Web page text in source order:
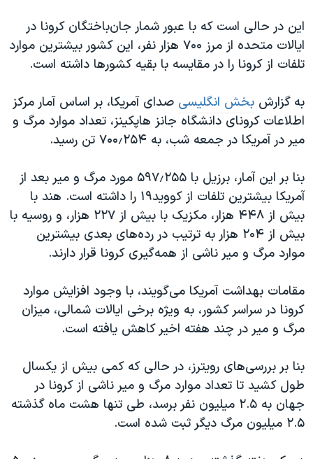
این در حالی است که با عبور شمار جان‌باختگان کرونا در
ایالات متحده از مرز ۷۰۰ هزار نفر، این کشور بیشترین موارد
تلفات از کرونا را در مقایسه با بقیه کشورها داشته است.
به گزارش بخش انگلیسی صدای آمریکا، بر اساس آمار مرکز
اطلاعات کرونای دانشگاه جانز هاپکینز، تعداد موارد مرگ و
میر در آمریکا در جمعه شب، به ۷۰۰٫۲۵۴ تن رسید.
بنا بر این آمار، برزیل با ۵۹۷٫۲۵۵ مورد مرگ و میر بعد از
آمریکا بیشترین تلفات از کووید۱۹ را داشته است. هند با
بیش از ۴۴۸ هزار، مکزیک با بیش از ۲۲۷ هزار، و روسیه با
بیش از ۲۰۴ هزار به ترتیب در رده‌های بعدی بیشترین
موارد مرگ و میر ناشی از همه‌گیری کرونا قرار دارند.
مقامات بهداشت آمریکا می‌گویند، با وجود افزایش موارد
کرونا در سراسر کشور، به ویژه برخی ایالات شمالی، میزان
مرگ و میر در چند هفته اخیر کاهش یافته است.
بنا بر بررسی‌های رویترز، در حالی که کمی بیش از یکسال
طول کشید تا تعداد موارد مرگ و میر ناشی از کرونا در
جهان به ۲.۵ میلیون نفر برسد، طی تنها هشت ماه گذشته
۲.۵ میلیون مرگ دیگر ثبت شده است.